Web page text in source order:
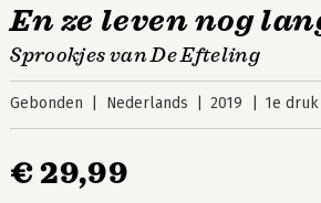
En ze leven nog
Sprookjes van De Efteling
Gebonden Nederlands 2019 1e druk
€ 29,99